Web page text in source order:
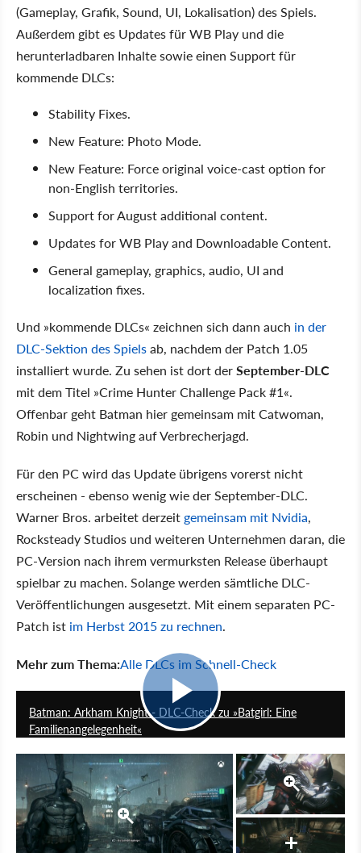
(Gameplay, Grafik, Sound, UI, Lokalisation) des Spiels.
Außerdem gibt es Updates für WB Play und die
herunterladbaren Inhalte sowie einen Support für
kommende DLCs:
Stability Fixes.
New Feature: Photo Mode.
New Feature: Force original voice-cast option for
non-English territories.
Support for August additional content.
Updates for WB Play and Downloadable Content.
General gameplay, graphics, audio, UI and
localization fixes.
Und »kommende DLCs« zeichnen sich dann auch in der
DLC-Sektion des Spielsab, nachdem der Patch 1.05
installiert wurde. Zu sehen ist dort derSeptember-DLC
mit dem Titel »Crime Hunter Challenge Pack #1«.
Offenbar geht Batman hier gemeinsam mit Catwoman,
Robin und Nightwing auf Verbrecherjagd.
Für den PC wird das Update übrigens vorerst nicht
erscheinen - ebenso wenig wie der September-DLC.
Warner Bros. arbeitet derzeit gemeinsam mit Nvidia,
Rocksteady Studios und weiteren Unternehmen daran, die
PC-Version nach ihrem vermurksten Release überhaupt
spielbar zu machen. Solange werden sämtliche DLC-
Veröffentlichungen ausgesetzt. Mit einem separaten PC-
Patch ist im Herbst 2015 zu rechnen.
Mehr zum Thema:Alle DLCs im Schnell-Check
Batman: Arkham Knight - DLC-Check zu »Batgirl: Eine
Familienangelegenheit«